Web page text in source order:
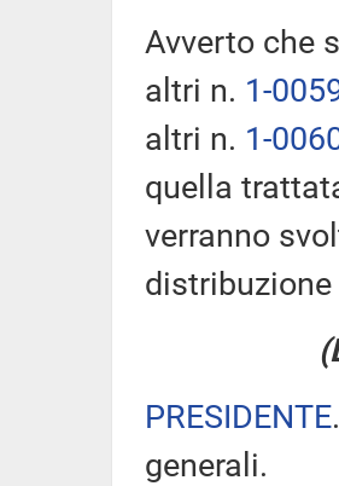
Avverto che
altri n. 1-
altri n. 1-
quella
verranno
distribuzione
PRESIDENTE
generali.